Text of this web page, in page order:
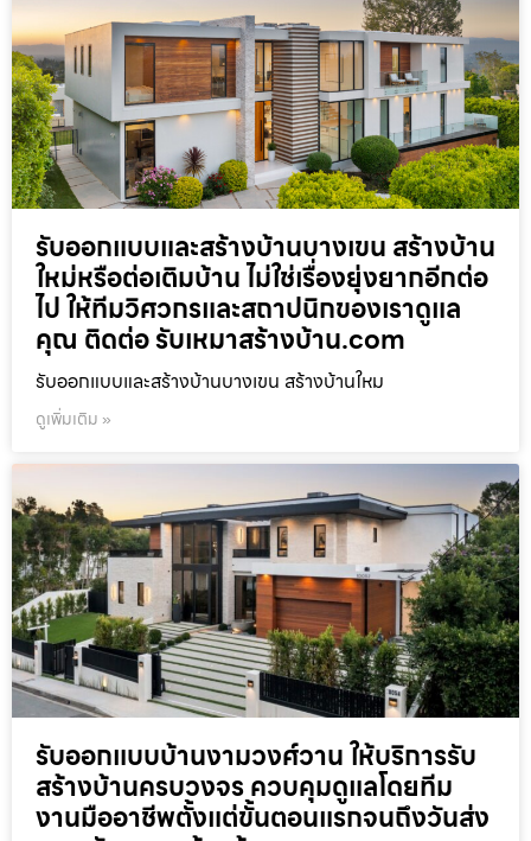
รับออกแบบและสร้างบ้านบางเขน สร้างบ้าน
ใหม่หรือต่อเติมบ้าน ไม่ใช่เรื่องยุ่งยากอีกต่อ
ไป ให้ทีมวิศวกรและสถาปนิกของเราดูแล
คุณ ติดต่อ รับเหมาสร้างบ้าน.com
รับออกแบบและสร้างบ้านบางเขน สร้างบ้านใหม
ดูเพิ่มเติม »
รับออกแบบบ้านงามวงศ์วาน ให้บริการรับ
สร้างบ้านครบวงจร ควบคุมดูแลโดยทีม
งานมืออาชีพตั้งแต่ขั้นตอนแรกจนถึงวันส่ง